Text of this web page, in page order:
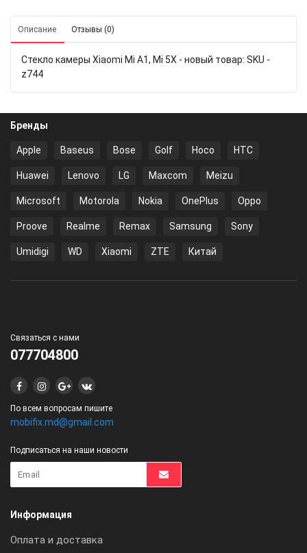
Описание Отзывы (0)
Стекло камеры Xiaomi Mi A1, Mi 5X - новый товар: SKU -
z744
Бренды
Apple Baseus Bose Golf Hoco HTC
Huawei Lenovo LG Maxcom Meizu
Microsoft Motorola Nokia OnePlus Oppo
Proove Realme Remax Samsung Sony
Umidigi WD Xiaomi ZTE Китай
Связаться с нами
077704800
По всем вопросам пишите
mobifix.md@gmail.com
Подписаться на наши новости
Информация
Оплата и доставка